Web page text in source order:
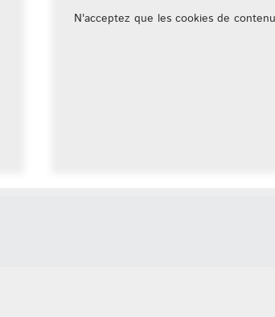
N'acceptez que les cookies de